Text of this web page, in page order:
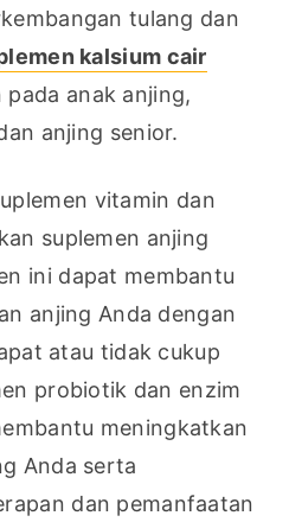
tulang dan
kalsium cair
pada anak anjing,
anjing senior.
vitamin dan
suplemen anjing
ini dapat membantu
anjing Anda dengan
atau tidak cukup
probiotik dan enzim
meningkatkan
Anda serta
dan pemanfaatan